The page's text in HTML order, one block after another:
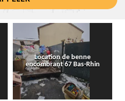
Location de benne
encombrant 67 Bas-Rhin